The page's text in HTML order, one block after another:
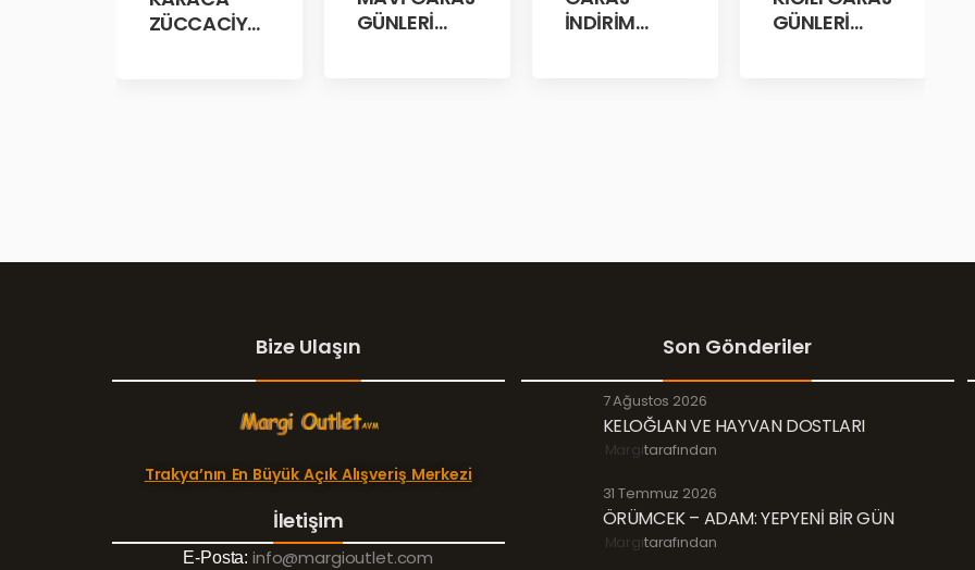
ZÜCCACİYE
GÜNLERİ
İNDİRİM
GÜNLERİ
Bize Ulaşın
Trakya’nın En Büyük Açık Alışveriş Merkezi
İletişim
E-Posta: info@margioutlet.com
Son Gönderiler
7 Ağustos 2026
KELOĞLAN VE HAYVAN DOSTLARI
Margitarafından
31 Temmuz 2026
ÖRÜMCEK – ADAM: YEPYENİ BİR GÜN
Margitarafından